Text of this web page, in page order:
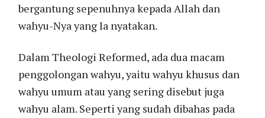
bergantung sepenuhnya kepada Allah dan
wahyu-Nya yang Ia nyatakan.
Dalam Theologi Reformed, ada dua macam
penggolongan wahyu, yaitu wahyu khusus dan
wahyu umum atau yang sering disebut juga
wahyu alam. Seperti yang sudah dibahas pada